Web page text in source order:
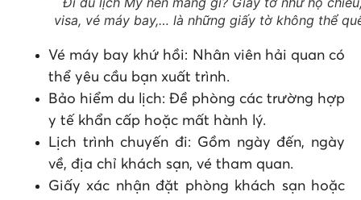
visa, vé máy bay,… là những giấy tờ không thể
Vé máy bay khứ hồi: Nhân viên hải quan có
thể yêu cầu bạn xuất trình.
Bảo hiểm du lịch: Đề phòng các trường hợp
y tế khẩn cấp hoặc mất hành lý.
Lịch trình chuyến đi: Gồm ngày đến, ngày
về, địa chỉ khách sạn, vé tham quan.
Giấy xác nhận đặt phòng khách sạn hoặc